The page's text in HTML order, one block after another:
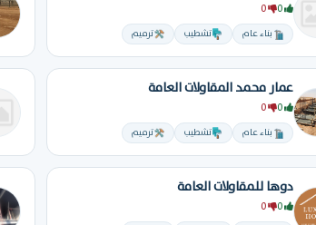
0
0
بناء عام تشطيب ترميم
عمار محمد المقاولات العامة
0
0
بناء عام تشطيب ترميم
دوها للمقاولات العامة
0
0